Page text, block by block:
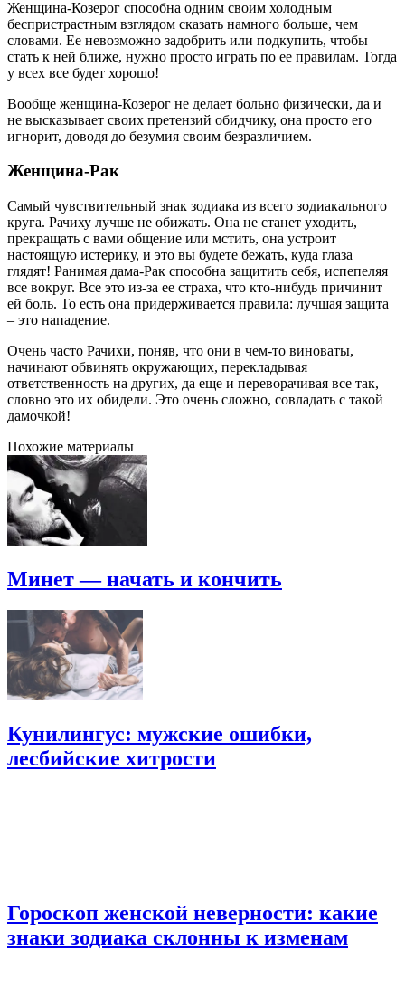
Женщина-Козерог способна одним своим холодным
беспристрастным взглядом сказать намного больше, чем
словами. Ее невозможно задобрить или подкупить, чтобы
стать к ней ближе, нужно просто играть по ее правилам. Тогда
у всех все будет хорошо!
Вообще женщина-Козерог не делает больно физически, да и
не высказывает своих претензий обидчику, она просто его
игнорит, доводя до безумия своим безразличием.
Женщина-Рак
Самый чувствительный знак зодиака из всего зодиакального
круга. Рачиху лучше не обижать. Она не станет уходить,
прекращать с вами общение или мстить, она устроит
настоящую истерику, и это вы будете бежать, куда глаза
глядят! Ранимая дама-Рак способна защитить себя, испепеляя
все вокруг. Все это из-за ее страха, что кто-нибудь причинит
ей боль. То есть она придерживается правила: лучшая защита
– это нападение.
Очень часто Рачихи, поняв, что они в чем-то виноваты,
начинают обвинять окружающих, перекладывая
ответственность на других, да еще и переворачивая все так,
словно это их обидели. Это очень сложно, совладать с такой
дамочкой!
Похожие материалы
Минет — начать и кончить
Кунилингус: мужские ошибки,
лесбийские хитрости
Гороскоп женской неверности: какие
знаки зодиака склонны к изменам